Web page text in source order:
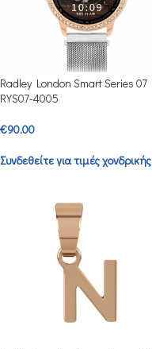
Radley London Smart Series 07
RYS07-4005
€90.00
Συνδεθείτε για τιμές χονδρικής